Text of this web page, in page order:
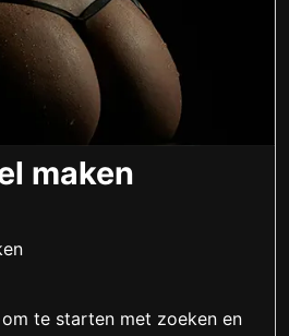
maken
te starten met zoeken en